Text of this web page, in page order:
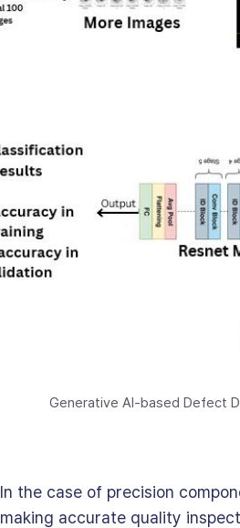
Generative AI-based Defect
In the case of precision
making accurate quality